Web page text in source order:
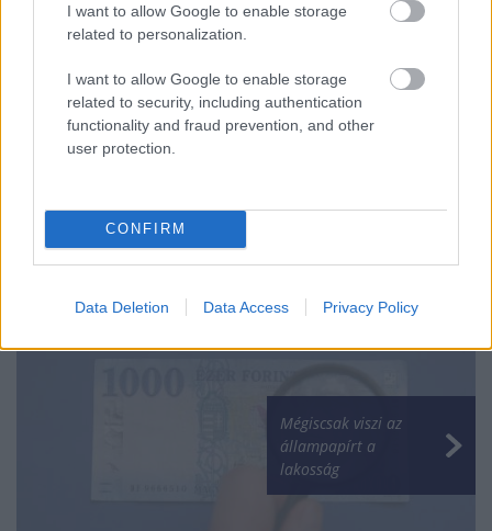
I want to allow Google to enable storage
related to personalization.
I want to allow Google to enable storage
related to security, including authentication
functionality and fraud prevention, and other
user protection.
CONFIRM
Data Deletion Data Access Privacy Policy
folyósítottak tavaly
az agrár- és
vidékfejlesztési
Mégiscsak viszi az
állampapírt a
lakosság